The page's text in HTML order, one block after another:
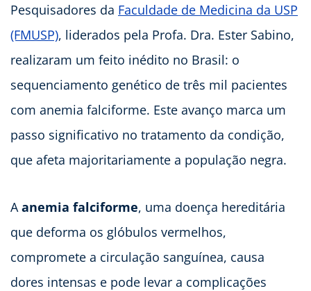
Pesquisadores da Faculdade de Medicina da USP
(FMUSP), liderados pela Profa. Dra. Ester Sabino,
realizaram um feito inédito no Brasil: o
sequenciamento genético de três mil pacientes
com anemia falciforme. Este avanço marca um
passo significativo no tratamento da condição,
que afeta majoritariamente a população negra.
A anemia falciforme, uma doença hereditária
que deforma os glóbulos vermelhos,
compromete a circulação sanguínea, causa
dores intensas e pode levar a complicações